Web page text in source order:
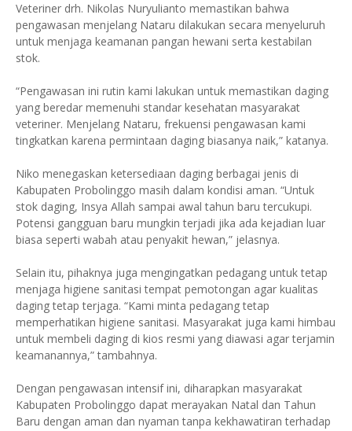
Veteriner drh. Nikolas Nuryulianto memastikan bahwa
pengawasan menjelang Nataru dilakukan secara menyeluruh
untuk menjaga keamanan pangan hewani serta kestabilan
stok.
“Pengawasan ini rutin kami lakukan untuk memastikan daging
yang beredar memenuhi standar kesehatan masyarakat
veteriner. Menjelang Nataru, frekuensi pengawasan kami
tingkatkan karena permintaan daging biasanya naik,” katanya.
Niko menegaskan ketersediaan daging berbagai jenis di
Kabupaten Probolinggo masih dalam kondisi aman. “Untuk
stok daging, Insya Allah sampai awal tahun baru tercukupi.
Potensi gangguan baru mungkin terjadi jika ada kejadian luar
biasa seperti wabah atau penyakit hewan,” jelasnya.
Selain itu, pihaknya juga mengingatkan pedagang untuk tetap
menjaga higiene sanitasi tempat pemotongan agar kualitas
daging tetap terjaga. “Kami minta pedagang tetap
memperhatikan higiene sanitasi. Masyarakat juga kami himbau
untuk membeli daging di kios resmi yang diawasi agar terjamin
keamanannya,” tambahnya.
Dengan pengawasan intensif ini, diharapkan masyarakat
Kabupaten Probolinggo dapat merayakan Natal dan Tahun
Baru dengan aman dan nyaman tanpa kekhawatiran terhadap